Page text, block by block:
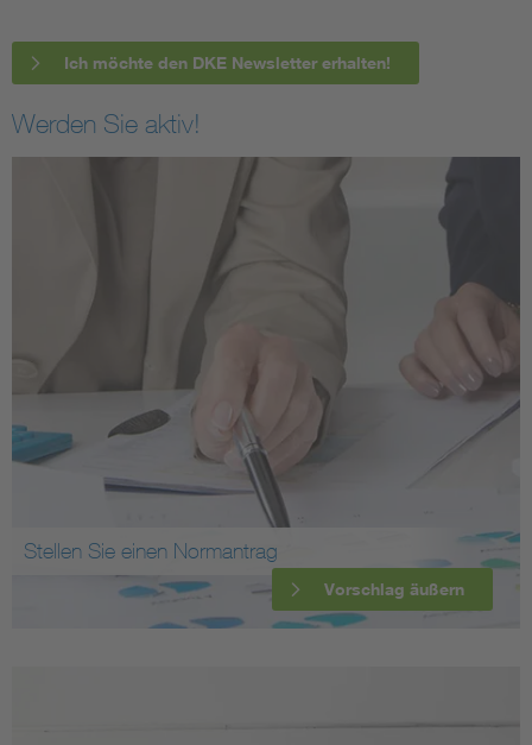
Ich möchte den DKE Newsletter erhalten!
Werden Sie aktiv!
Stellen Sie einen Normantrag
Vorschlag äußern